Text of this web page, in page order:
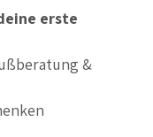
erste
&